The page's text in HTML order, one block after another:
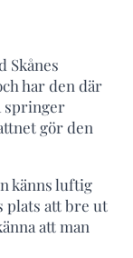
Skånes
har den där
springer
gör den
känns luftig
plats att bre ut
att man